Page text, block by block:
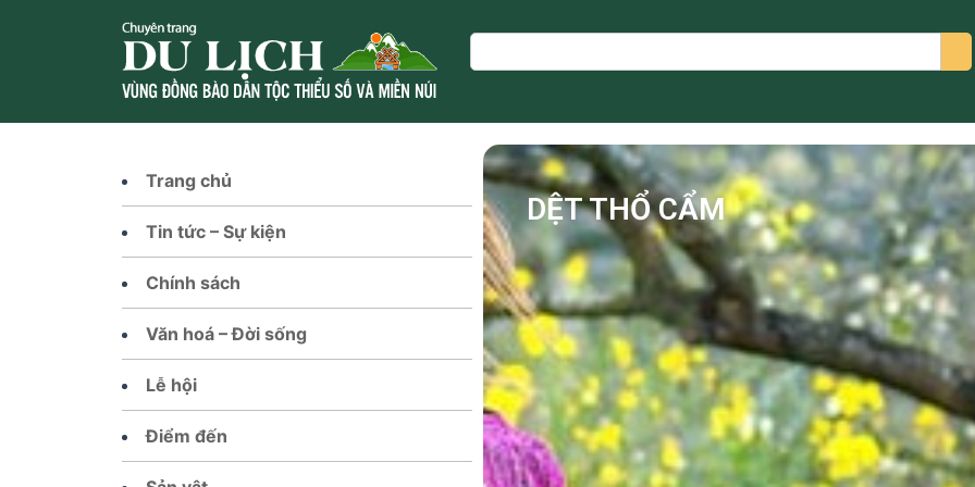
Search
Trang chủ
Tin tức – Sự kiện
Chính sách
Văn hoá – Đời sống
Lễ hội
Điểm đến
DỆT THỔ CẨM